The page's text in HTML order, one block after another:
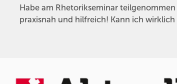
Habe am Rhetorikseminar
praxisnah und hilfreich! Kann ich